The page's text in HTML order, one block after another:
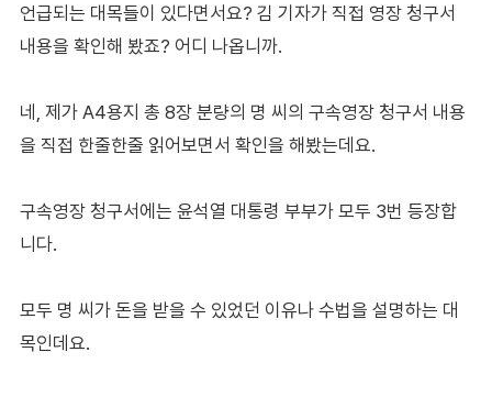
언급되는 대목들이 있다면서요? 김 기자가 직접 영장 청구서
내용을 확인해 봤죠? 어디 나옵니까.
네, 제가 A4용지 총 8장 분량의 명 씨의 구속영장 청구서 내용
을 직접 한줄한줄 읽어보면서 확인을 해봤는데요.
구속영장 청구서에는 윤석열 대통령 부부가 모두 3번 등장합
니다.
모두 명 씨가 돈을 받을 수 있었던 이유나 수법을 설명하는 대
목인데요.